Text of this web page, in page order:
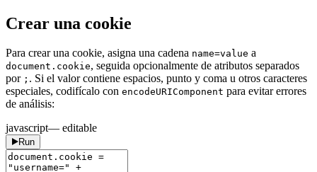
Crear una cookie
Para crear una cookie, asigna una cadena name=value a
document.cookie, seguida opcionalmente de atributos separados
por ; . Si el valor contiene espacios, punto y coma u otros caracteres
especiales, codifícalo con encodeURIComponent para evitar errores
de análisis:
javascript— editable
Run